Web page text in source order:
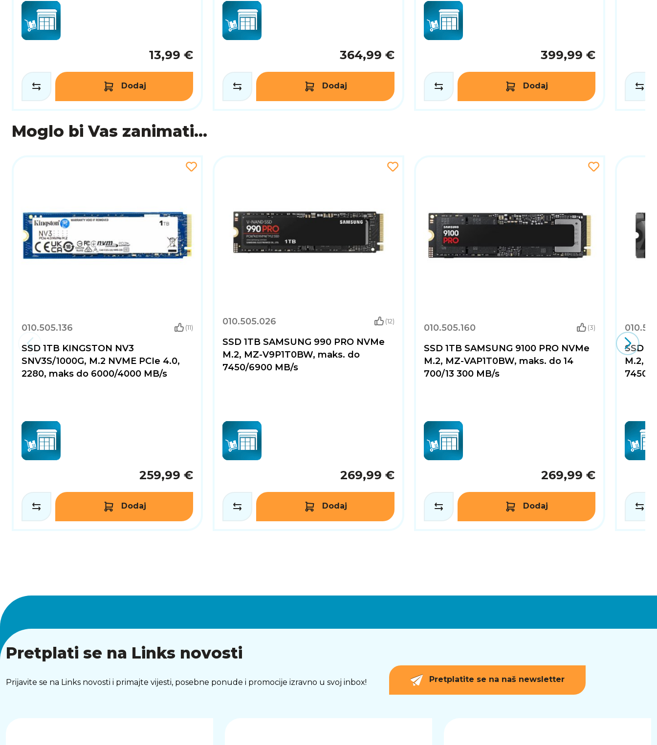
13,99 €
Dodaj
364,99 €
Dodaj
399,99 €
Dodaj
Moglo bi Vas zanimati...
010.505.136 (11)
SSD 1TB KINGSTON NV3
SNV3S/1000G, M.2 NVME PCIe 4.0,
2280, maks do 6000/4000 MB/s
259,99 €
Dodaj
010.505.026 (12)
SSD 1TB SAMSUNG 990 PRO NVMe
M.2, MZ-V9P1T0BW, maks. do
7450/6900 MB/s
269,99 €
Dodaj
010.505.160 (3)
SSD 1TB SAMSUNG 9100 PRO NVMe
M.2, MZ-VAP1T0BW, maks. do 14
700/13 300 MB/s
269,99 €
Dodaj
SSD
M.2,
7450/
Pretplati se na Links novosti
Prijavite se na Links novosti i primajte vijesti, posebne ponude i promocije izravno u svoj inbox! Pretplatite se na naš newsletter